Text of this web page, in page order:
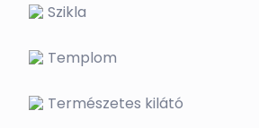
Szikla
Templom
Természetes kilátó